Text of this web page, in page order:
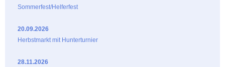
Sommerfest/Helferfest
20.09.2026
Herbstmarkt mit Hunterturnier
28.11.2026